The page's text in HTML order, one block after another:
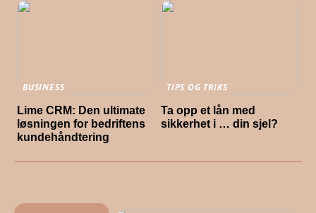
BUSINESS
Lime CRM: Den ultimate
løsningen for bedriftens
kundehåndtering
TIPS OG TRIKS
Ta opp et lån med
sikkerhet i … din sjel?